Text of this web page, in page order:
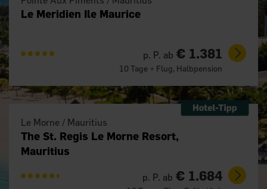
Le Meridien Ile Maurice
p. P. ab € 1.381
10 Tage + Flug, Halbpension
Le Morne / Mauritius
The St. Regis Le Morne Resort,
Mauritius
p. P. ab € 1.684